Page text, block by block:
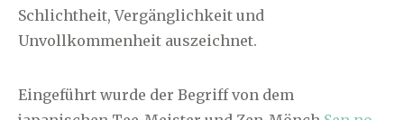
Schlichtheit, Vergänglichkeit und
Unvollkommenheit auszeichnet.
Eingeführt wurde der Begriff von dem